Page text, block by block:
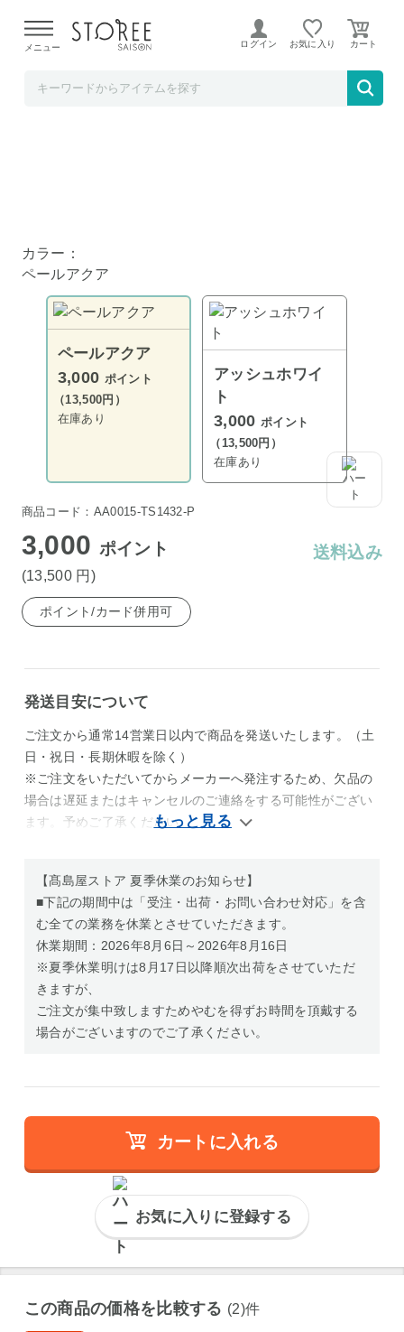
よる配送遅延が発生しております。
メニュー ログイン お気に入り
Toffy 電気グリル鍋 ペールアクア K-HP2-PA
カラー：
ペールアクア
ペールアクア
3,000 ポイント
（13,500円）
在庫あり
アッシュホワイ
ト
3,000 ポイント
（13,500円）
在庫あり
商品コード：AA0015-TS1432-P
3,000 ポイント
(13,500 円 )
送料込み
ポイント/カード併用可
発送目安について
ご注文から通常14営業日以内で商品を発送いたします。（土
日・祝日・長期休暇を除く）
※ご注文をいただいてからメーカーへ発注するため、欠品の
場合は遅延またはキャンセルのご連絡をする可能性がござい
ます。予めご了承ください。
【髙島屋ストア 夏季休業のお知らせ】
■下記の期間中は「受注・出荷・お問い合わせ対応」を含
む全ての業務を休業とさせていただきます。
休業期間：2026年8月6日～2026年8月16日
※夏季休業明けは8月17日以降順次出荷をさせていただ
きますが、
ご注文が集中致しますためやむを得ずお時間を頂戴する
場合がございますのでご了承ください。
カートに入れる
お気に入りに登録する
この商品の価格を比較する (2)件